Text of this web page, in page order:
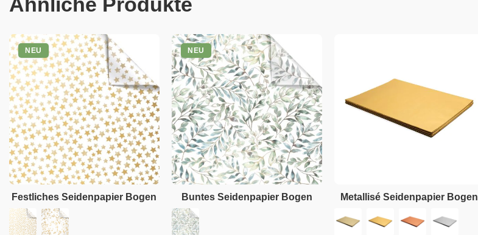
NEU
Festliches Seidenpapier Bogen
NEU
Buntes Seidenpapier Bogen Metallisé Seidenpapier Bogen